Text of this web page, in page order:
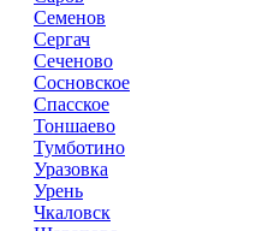
Семенов
Сергач
Сеченово
Сосновское
Спасское
Тоншаево
Тумботино
Уразовка
Урень
Чкаловск